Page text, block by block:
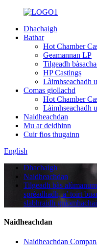
Dhachaigh
Bathar
Hot Chamber
Geamannan LP
Tilgeadh
HP Castings
Làimhseachadh
Comas giollachd
Hot Chamber
Làimhseachadh
Naidheachdan
Mu ar deidhinn
Cuir fios thugainn
English
Dhachaigh
Naidheachdan
Tilgeadh bàs
sprèadhadh, a’ toirt
slabhraidh
Naidheachdan
Naidheachdan